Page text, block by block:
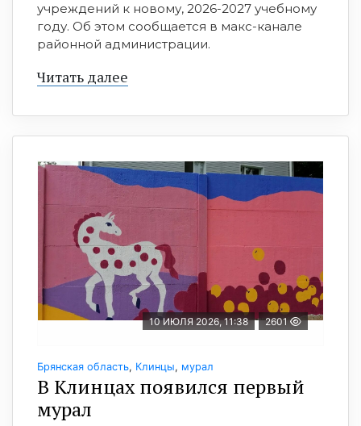
учреждений к новому, 2026-2027 учебному
году. Об этом сообщается в макс-канале
районной администрации.
Читать далее
10 ИЮЛЯ 2026, 11:38 2601
Брянская область, Клинцы, мурал
В Клинцах появился первый
мурал